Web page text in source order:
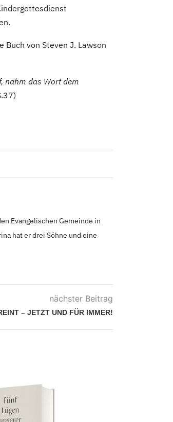
von Steven J. Lawson
nahm das Wort dem
Evangelischen Gemeinde in
hat er drei Söhne und eine
nächster Beitrag
– JETZT UND FÜR IMMER!